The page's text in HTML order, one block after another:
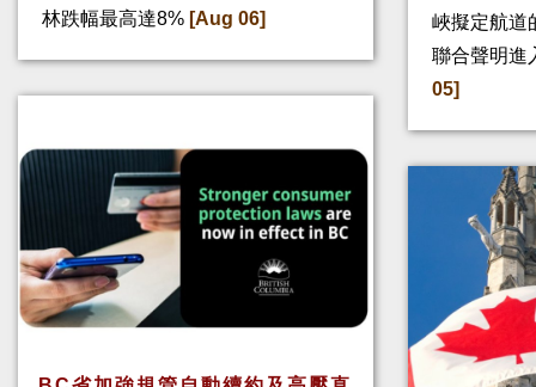
林跌幅最高達8% [Aug 06]
峽擬定航道
聯合聲明進
05]